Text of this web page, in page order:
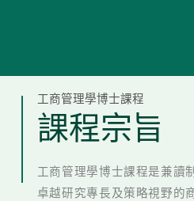
工商管理學博士課程
課程宗旨
工商管理學博士課程是兼讀
卓越研究專長及策略視野的